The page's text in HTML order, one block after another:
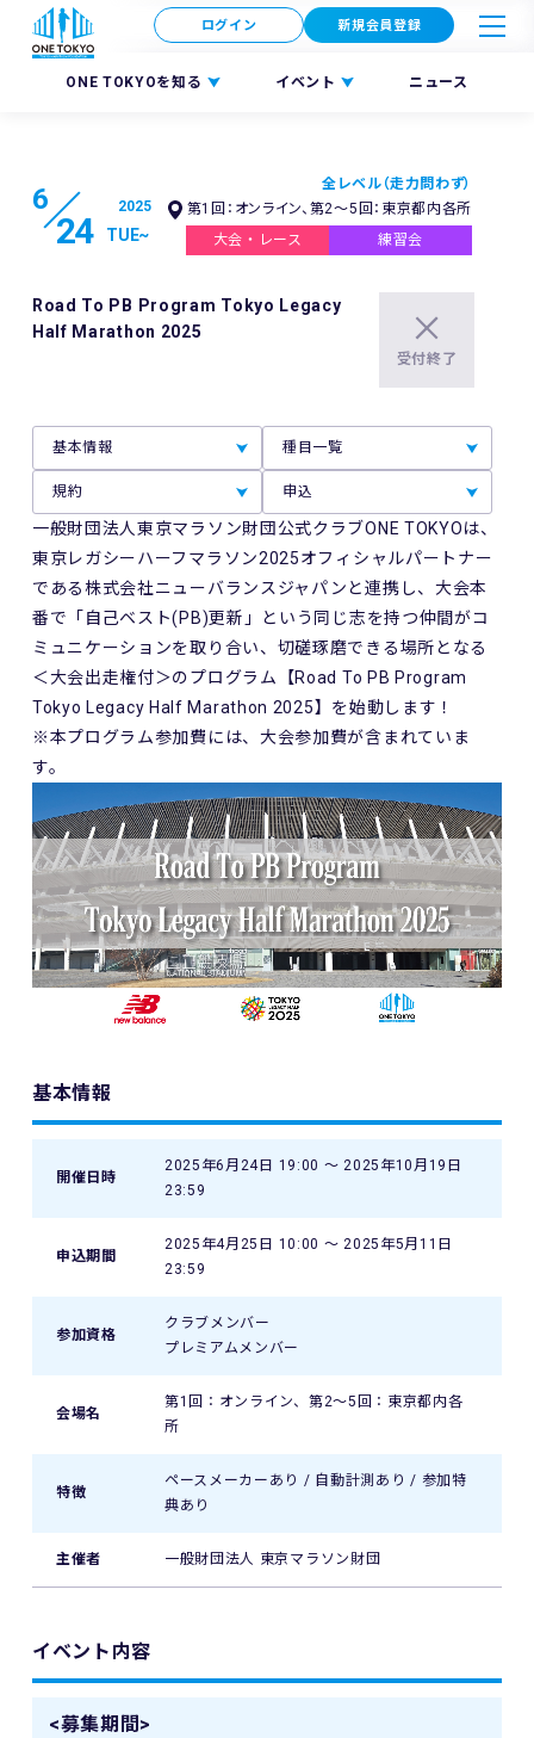
ONE TOKYOを知る イベント ニュース
ログイン 新規会員登録
6
24
2025
TUE~
全レベル（走力問わず）
第1回：オンライン、第2～5回：東京都内各所
大会・レース
練習会
Road To PB Program Tokyo Legacy
Half Marathon 2025
受付終了
基本情報 種目一覧
規約 申込
一般財団法人東京マラソン財団公式クラブONE TOKYOは、
東京レガシーハーフマラソン2025オフィシャルパートナー
である株式会社ニューバランスジャパンと連携し、大会本
番で「自己ベスト(PB)更新」という同じ志を持つ仲間がコ
ミュニケーションを取り合い、切磋琢磨できる場所となる
＜大会出走権付＞のプログラム【Road To PB Program
Tokyo Legacy Half Marathon 2025】を始動します！
※本プログラム参加費には、大会参加費が含まれていま
す。
基本情報
開催日時
2025年6月24日 19:00 〜 2025年10月19日
23:59
申込期間
2025年4月25日 10:00 〜 2025年5月11日
23:59
参加資格
クラブメンバー
プレミアムメンバー
会場名
第1回：オンライン、第2～5回：東京都内各
所
特徴
ペースメーカーあり / 自動計測あり / 参加特
典あり
主催者 一般財団法人 東京マラソン財団
イベント内容
<募集期間>